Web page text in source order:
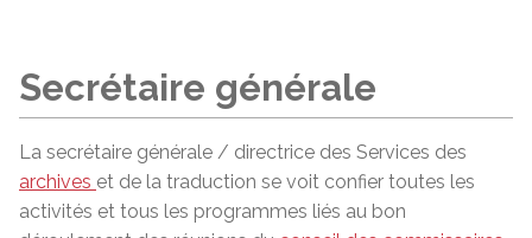
Secrétaire générale
La secrétaire générale / directrice des Services des
archives et de la traduction se voit confier toutes les
activités et tous les programmes liés au bon